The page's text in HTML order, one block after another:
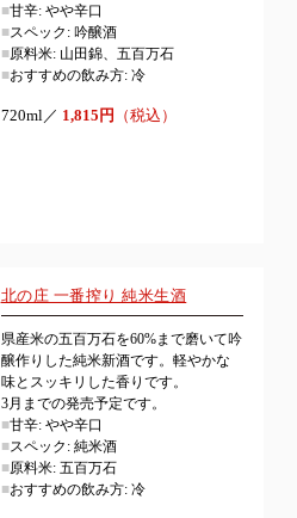
■甘辛: やや辛口
■スペック: 吟醸酒
■原料米: 山田錦、五百万石
■おすすめの飲み方: 冷
720ml／ 1,815円 （税込）
北の庄 一番搾り 純米生酒
県産米の五百万石を60%まで磨いて吟
醸作りした純米新酒です。軽やかな
味とスッキリした香りです。
3月までの発売予定です。
■甘辛: やや辛口
■スペック: 純米酒
■原料米: 五百万石
■おすすめの飲み方: 冷